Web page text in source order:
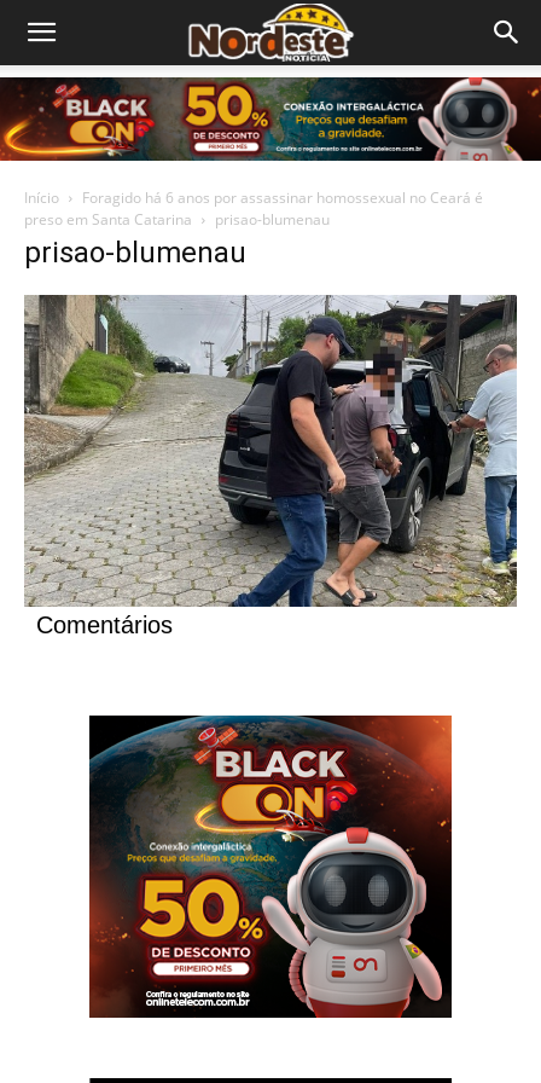
Início
Foragido há 6 anos por assassinar homossexual no Ceará é
preso em Santa Catarina
prisao-blumenau
prisao-blumenau
Comentários